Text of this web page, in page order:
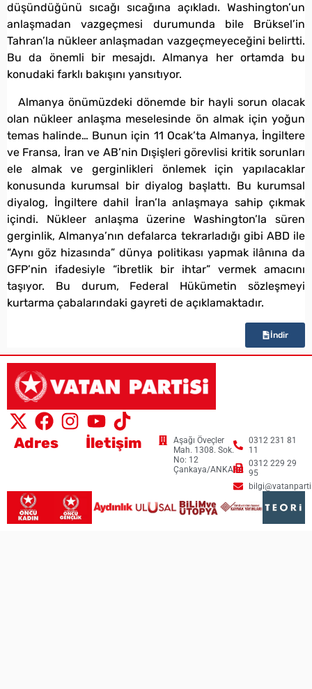
düşündüğünü sıcağı sıcağına açıkladı. Washington’un
anlaşmadan vazgeçmesi durumunda bile Brüksel’in
Tahran’la nükleer anlaşmadan vazgeçmeyeceğini belirtti.
Bu da önemli bir mesajdı. Almanya her ortamda bu
konudaki farklı bakışını yansıtıyor.
Almanya önümüzdeki dönemde bir hayli sorun olacak
olan nükleer anlaşma meselesinde ön almak için yoğun
temas halinde… Bunun için 11 Ocak’ta Almanya, İngiltere
ve Fransa, İran ve AB’nin Dışişleri görevlisi kritik sorunları
ele almak ve gerginlikleri önlemek için yapılacaklar
konusunda kurumsal bir diyalog başlattı. Bu kurumsal
diyalog, İngiltere dahil İran’la anlaşmaya sahip çıkmak
içindi. Nükleer anlaşma üzerine Washington’la süren
gerginlik, Almanya’nın defalarca tekrarladığı gibi ABD ile
“Aynı göz hizasında” dünya politikası yapmak ilânına da
GFP’nin ifadesiyle “ibretlik bir ihtar” vermek amacını
taşıyor. Bu durum, Federal Hükümetin sözleşmeyi
kurtarma çabalarındaki gayreti de açıklamaktadır.
İndir
Adres
Aşağı Öveçler
Mah. 1308. Sok.
No: 12
Çankaya/ANKARA
İletişim
0312 231 81
11
0312 229 29
95